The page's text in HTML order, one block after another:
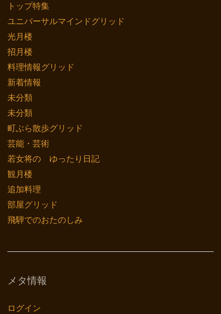
トップ特集
ユニバーサルマインドグリッド
光月楼
招月楼
料理情報グリッド
新着情報
未分類
未分類
町ぶら散歩グリッド
芸能・芸術
若女将の ゆったり日記
観月楼
追加料理
部屋グリッド
飛騨でのおたのしみ
メタ情報
ログイン